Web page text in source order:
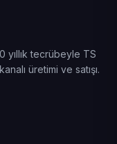
yıllık tecrübeyle TS
üretimi ve satışı.